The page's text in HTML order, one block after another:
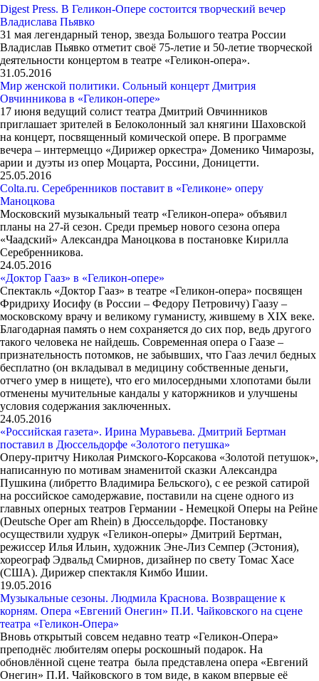
Digest Press. В Геликон-Опере состоится творческий вечер
Владислава Пьявко
31 мая легендарный тенор, звезда Большого театра России
Владислав Пьявко отметит своё 75-летие и 50-летие творческой
деятельности концертом в театре «Геликон-опера».
31.05.2016
Мир женской политики. Сольный концерт Дмитрия
Овчинникова в «Геликон-опере»
17 июня ведущий солист театра Дмитрий Овчинников
приглашает зрителей в Белоколонный зал княгини Шаховской
на концерт, посвященный комической опере. В программе
вечера – интермеццо «Дирижер оркестра» Доменико Чимарозы,
арии и дуэты из опер Моцарта, Россини, Доницетти.
25.05.2016
Colta.ru. Серебренников поставит в «Геликоне» оперу
Маноцкова
Московский музыкальный театр «Геликон-опера» объявил
планы на 27-й сезон. Среди премьер нового сезона опера
«Чаадский» Александра Маноцкова в постановке Кирилла
Серебренникова.
24.05.2016
«Доктор Гааз» в «Геликон-опере»
Спектакль «Доктор Гааз» в театре «Геликон-­опера» посвящен
Фридриху­ Иосифу (в России – Федору Петровичу) Гаазу –
московскому врачу и великому гуманисту, жившему в XIX веке.
Благодарная память о нем сохраняется до сих пор, ведь другого
такого человека не найдешь. Современная опера о Гаазе –
признательность потомков, не забывших, что Гааз лечил бедных
бесплатно (он вкладывал в медицину собственные деньги,
отчего умер в нищете), что его милосердными хлопотами были
отменены мучительные кандалы у каторжников и улучшены
условия содержания заключенных.
24.05.2016
«Российская газета». Ирина Муравьева. Дмитрий Бертман
поставил в Дюссельдорфе «Золотого петушка»
Оперу-притчу Николая Римского-Корсакова «Золотой петушок»,
написанную по мотивам знаменитой сказки Александра
Пушкина (либретто Владимира Бельского), с ее резкой сатирой
на российское самодержавие, поставили на сцене одного из
главных оперных театров Германии - Немецкой Оперы на Рейне
(Deutsche Oper am Rhein) в Дюссельдорфе. Постановку
осуществили худрук «Геликон-оперы» Дмитрий Бертман,
режиссер Илья Ильин, художник Эне-Лиз Семпер (Эстония),
хореограф Эдвальд Смирнов, дизайнер по свету Томас Хасе
(США). Дирижер спектакля Кимбо Ишии.
19.05.2016
Музыкальные сезоны. Людмила Краснова. Возвращение к
корням. Опера «Евгений Онегин» П.И. Чайковского на сцене
театра «Геликон-Опера»
Вновь открытый совсем недавно театр «Геликон-Опера»
преподнёс любителям оперы роскошный подарок. На
обновлённой сцене театра была представлена опера «Евгений
Онегин» П.И. Чайковского в том виде, в каком впервые её